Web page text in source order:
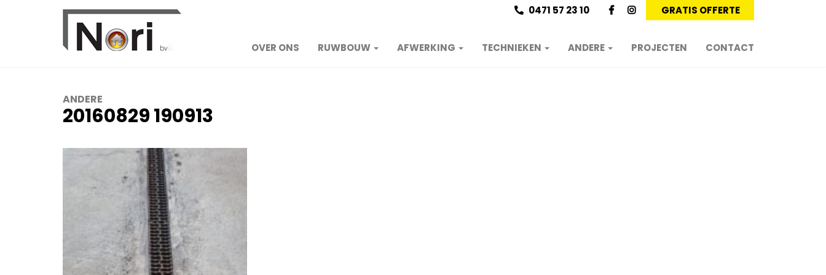
0471 57 23 10 GRATIS OFFERTE
OVER ONS RUWBOUW AFWERKING TECHNIEKEN ANDERE PROJECTEN CONTACT
ANDERE
20160829 190913